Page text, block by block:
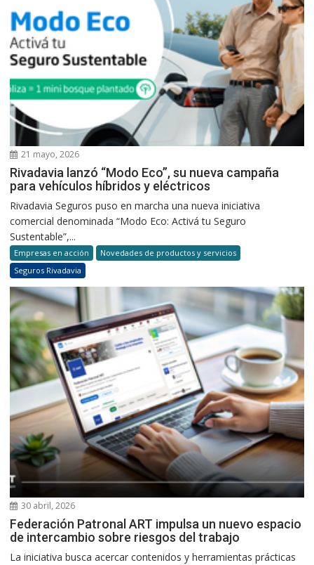
21 mayo, 2026
Rivadavia lanzó “Modo Eco”, su nueva campaña
para vehículos híbridos y eléctricos
Rivadavia Seguros puso en marcha una nueva iniciativa
comercial denominada “Modo Eco: Activá tu Seguro
Sustentable”,...
Empresas en acción
Novedades de productos y servicios
Seguros Rivadavia
30 abril, 2026
Federación Patronal ART impulsa un nuevo espacio
de intercambio sobre riesgos del trabajo
La iniciativa busca acercar contenidos y herramientas prácticas